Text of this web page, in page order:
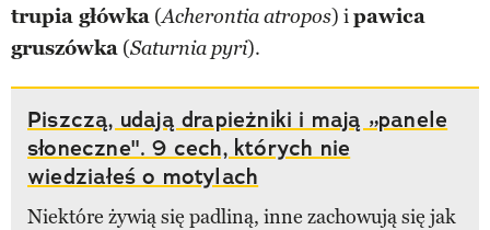
trupia główka (Acherontia atropos) ipawica
gruszówka (Saturnia pyri).
Piszczą, udają drapieżniki i mają „panele
słoneczne". 9 cech, których nie
wiedziałeś o motylach
Niektóre żywią się padliną, inne zachowują się jak